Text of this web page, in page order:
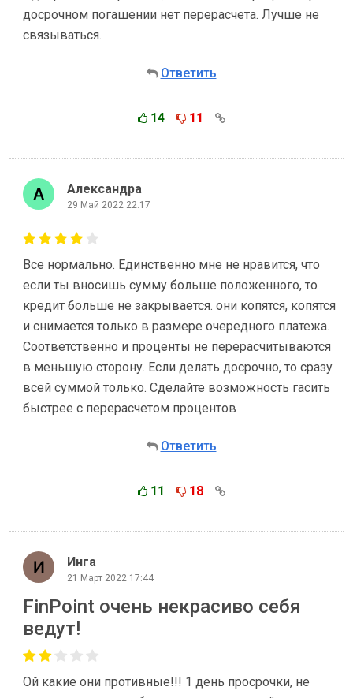
досрочном погашении нет перерасчета. Лучше не
связываться.
Ответить
14 11
Александра
29 Май 2022 22:17
Все нормально. Единственно мне не нравится, что
если ты вносишь сумму больше положенного, то
кредит больше не закрывается. они копятся, копятся
и снимается только в размере очередного платежа.
Соответственно и проценты не перерасчитываются
в меньшую сторону. Если делать досрочно, то сразу
всей суммой только. Сделайте возможность гасить
быстрее с перерасчетом процентов
Ответить
11 18
Инга
21 Март 2022 17:44
FinPoint очень некрасиво себя
ведут!
Ой какие они противные!!! 1 день просрочки, не